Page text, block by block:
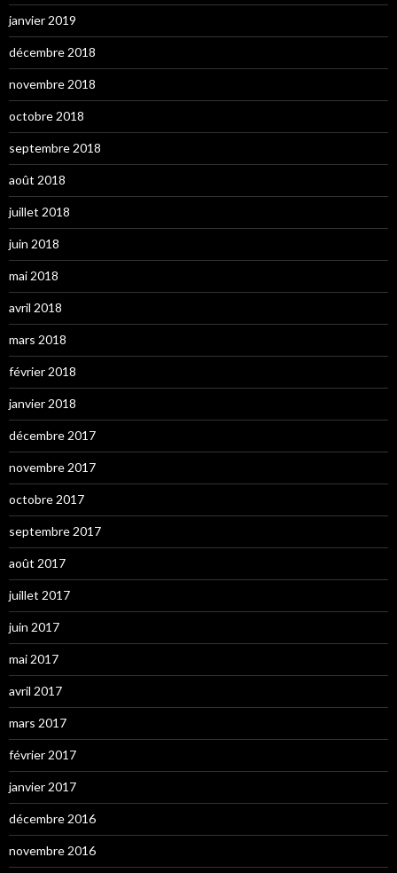
janvier 2019
décembre 2018
novembre 2018
octobre 2018
septembre 2018
août 2018
juillet 2018
juin 2018
mai 2018
avril 2018
mars 2018
février 2018
janvier 2018
décembre 2017
novembre 2017
octobre 2017
septembre 2017
août 2017
juillet 2017
juin 2017
mai 2017
avril 2017
mars 2017
février 2017
janvier 2017
décembre 2016
novembre 2016